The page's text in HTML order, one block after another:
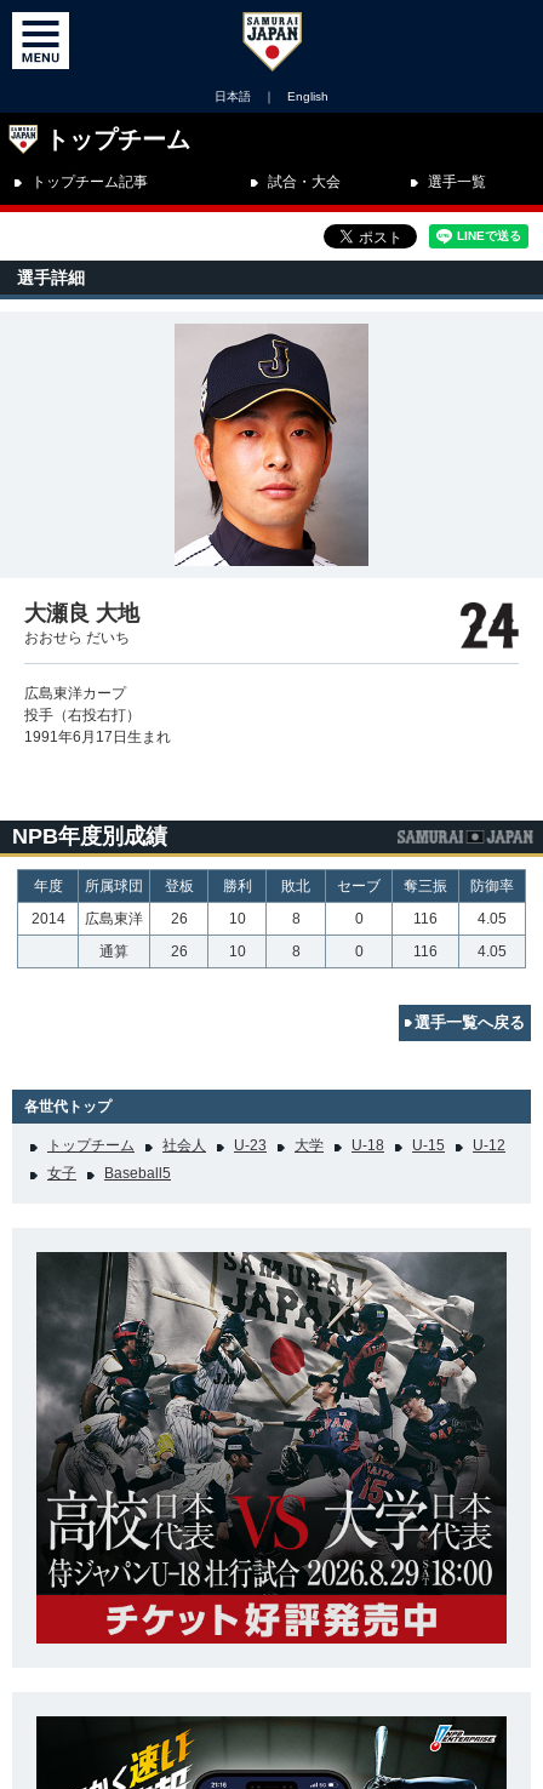
日本語 ｜ English
トップチーム
トップチーム記事 試合・大会 選手一覧
選手詳細
大瀬良 大地
おおせら だいち
広島東洋カープ
投手（右投右打）
1991年6月17日生まれ
NPB年度別成績
年度 所属球団 登板 勝利 敗北 セーブ 奪三振
防御率
2014
広島東洋 26 10 8 0 116
4.05
通算
26 10 8 0 116 4.05
選手一覧へ戻る
各世代トップ
トップチーム 社会人 U-23 大学 U-18 U-15
U-12
女子
Baseball5